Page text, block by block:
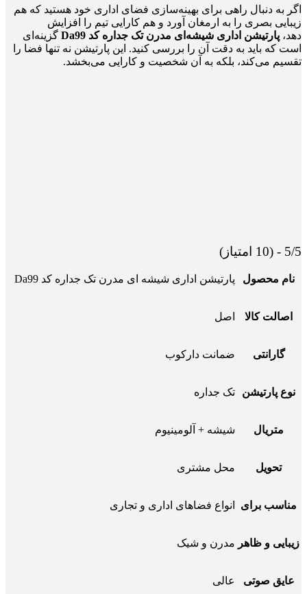
اگر به دنبال راهی برای بهینه‌سازی فضای اداری خود هستید که هم
زیبایی بصری را به ارمغان آورد و هم کارایی تیم را افزایش
دهد، پارتیشن اداری شیشه‌ای مدرن تک جداره کد Da99
گزینه‌ای
است که باید به دقت آن را بررسی کنید. این پارتیشن نه تنها فضا را
تقسیم می‌کند، بلکه به آن شخصیت و کارایی می‌بخشد.
5/5 - (10 امتیاز)
نام محصول پارتیشن اداری شیشه ای مدرن تک جداره کد Da99
اصالت کالا اصل
گارانتی ضمانت دارکوب
نوع پارتیشن تک جداره
متریال شیشه + آلومینیوم
تحویل محل مشتری
مناسب برای انواع فضاهای اداری و تجاری
زیبایی و ظاهر مدرن و شیک
عایق صوتی عالی